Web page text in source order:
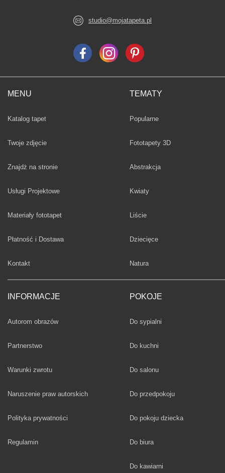
MENU
Katalog tapet
Twoje zdjęcie
Znajdż na stronie
Usługi Projektowe
Materiały fototapet
Płatność i Dostawa
Kontakt
INFORMACJE
Autorom obrazów
Partnerstwo
Warunki zwrotu
Naruszenie praw autorskich
Polityka prywatności
Regulamin
TEMATY
Fototapety
Popularne
Fototapety 3D
Fototapety
Abstrakcja
Fototapety
Kwiaty
Fototapety
Liście
Fototapety
Dziecięce
Fototapety
Natura
POKOJE
Fototapety
Do sypialni
Fototapety
Do kuchni
Fototapety
Do salonu
Fototapety
Do przedpokoju
Fototapety
Do pokoju dziecka
Fototapety
Do biura
Fototapety
Do kawiarni
studio@mojatapeta.pl